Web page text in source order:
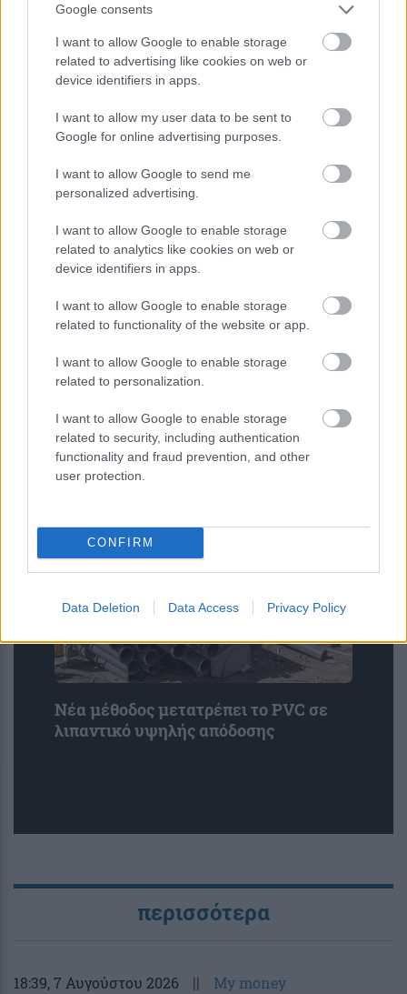
Google consents
I want to allow Google to enable storage
related to advertising like cookies on web or
device identifiers in apps.
I want to allow my user data to be sent to
Google for online advertising purposes.
I want to allow Google to send me
personalized advertising.
I want to allow Google to enable storage
related to analytics like cookies on web or
device identifiers in apps.
I want to allow Google to enable storage
related to functionality of the website or app.
I want to allow Google to enable storage
related to personalization.
I want to allow Google to enable storage
related to security, including authentication
functionality and fraud prevention, and other
user protection.
CONFIRM
Data Deletion Data Access Privacy Policy
ΙΣΑ για έξαρση του ιού του Δυτικού
εντατικοποίηση των μέτρων κατά των
κουνουπιών
Νέοι υπέρλεπτοι υπεραγωγοί
ανοίγουν τον δρόμο για μικρότερες
και αποδοτικότερες κβαντικές
συσκευές
Νέα μέθοδος μετατρέπει το PVC σε
λιπαντικό υψηλής απόδοσης
περισσότερα
18:39, 7 Αυγούστου 2026 || My money